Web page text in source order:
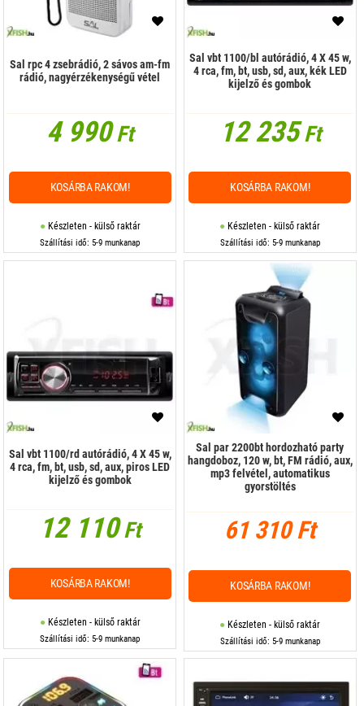
Sal rpc 4 zsebrádió, 2 sávos am-fm
rádió, nagyérzékenységű vétel
4 990Ft
Készleten - külső raktár
Szállítási idő: 5-9 munkanap
KOSÁRBA RAKOM!
Sal vbt 1100/bl autórádió, 4 X 45 w,
4 rca, fm, bt, usb, sd, aux, kék LED
kijelző és gombok
12 235Ft
Készleten - külső raktár
Szállítási idő: 5-9 munkanap
KOSÁRBA RAKOM!
Sal vbt 1100/rd autórádió, 4 X 45 w,
4 rca, fm, bt, usb, sd, aux, piros LED
kijelző és gombok
12 110Ft
Készleten - külső raktár
Szállítási idő: 5-9 munkanap
KOSÁRBA RAKOM!
Sal par 2200bt hordozható party
hangdoboz, 120 w, bt, FM rádió, aux,
mp3 felvétel, automatikus
gyorstöltés
61 310 Ft
Készleten - külső raktár
Szállítási idő: 5-9 munkanap
KOSÁRBA RAKOM!